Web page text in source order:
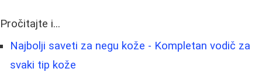
Pročitajte i...
Najbolji saveti za negu kože - Kompletan vodič za
svaki tip kože